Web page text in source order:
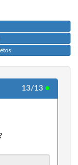
13/13 ●